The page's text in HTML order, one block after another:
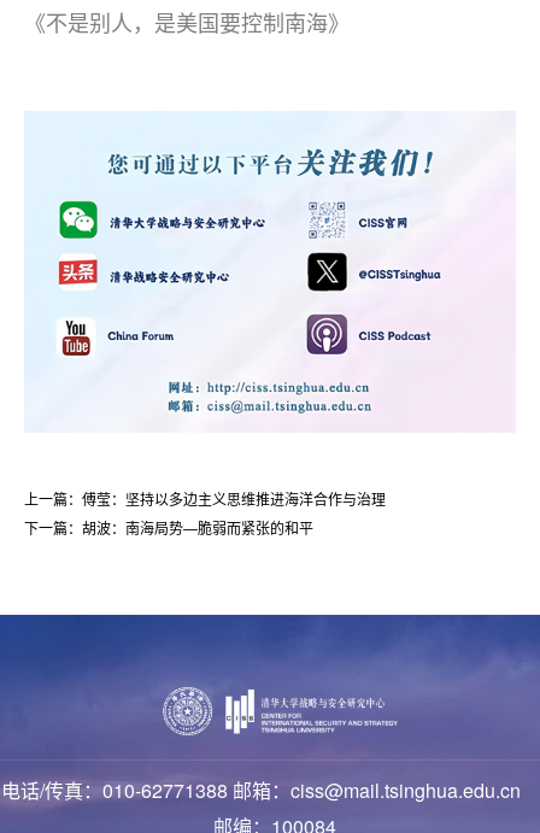
《不是别人，是美国要控制南海》
上一篇：傅莹：坚持以多边主义思维推进海洋合作与治理
下一篇：胡波：南海局势—脆弱而紧张的和平
电话/传真：010-62771388 邮箱：ciss@mail.tsinghua.edu.cn
邮编：100084